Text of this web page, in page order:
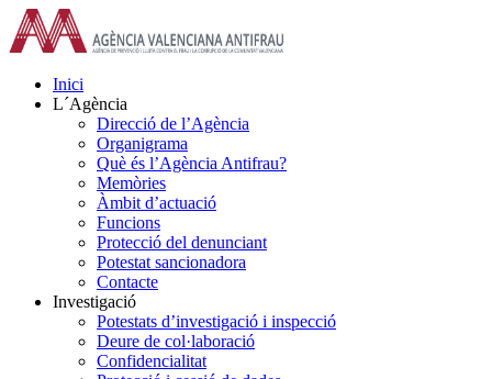
Skip
to
content
Inici
L´Agència
Direcció de l’Agència
Organigrama
Què és l’Agència Antifrau?
Memòries
Àmbit d’actuació
Funcions
Protecció del denunciant
Potestat sancionadora
Contacte
Investigació
Potestats d’investigació i inspecció
Deure de col·laboració
Confidencialitat